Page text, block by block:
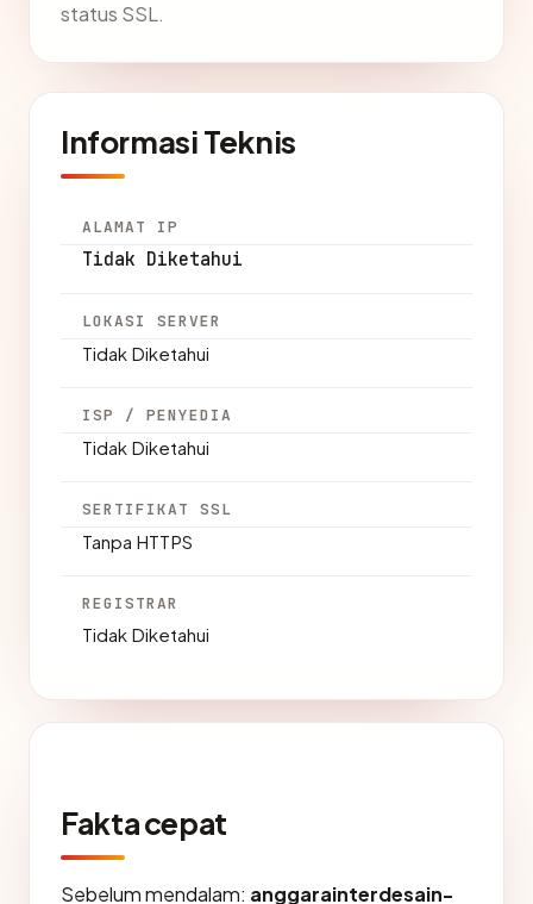
status SSL.
Informasi Teknis
ALAMAT IP
Tidak Diketahui
LOKASI SERVER
Tidak Diketahui
ISP / PENYEDIA
Tidak Diketahui
SERTIFIKAT SSL
Tanpa HTTPS
REGISTRAR
Tidak Diketahui
Fakta cepat
Sebelum mendalam: anggarainterdesain-